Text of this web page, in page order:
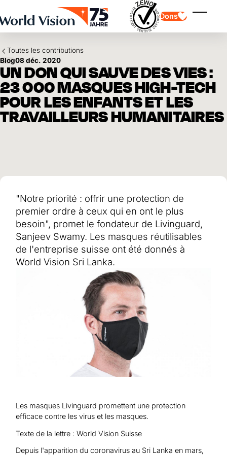
Dons
Parrainage d'enfants
Parrainage d'enfants
Testament et legs
Séisme au Venezuela
Aide à l'Ukraine
Aide au Soudan
Aide à l'Afghanistan
Tous les projets d'aide d'urgence
Utilisation des fonds
Rapport annuel et finances
Amérique latine
Moyen-Orient et Europe
Toutes les contributions
Blog08 déc. 2020
UN DON QUI SAUVE DES VIES :
23 000 MASQUES HIGH-TECH
POUR LES ENFANTS ET LES
TRAVAILLEURS HUMANITAIRES
"Notre priorité : offrir une protection de
premier ordre à ceux qui en ont le plus
besoin", promet le fondateur de Livinguard,
Sanjeev Swamy. Les masques réutilisables
de l'entreprise suisse ont été donnés à
World Vision Sri Lanka.
Les masques Livinguard promettent une protection
efficace contre les virus et les masques.
Texte de la lettre : World Vision Suisse
Depuis l'apparition du coronavirus au Sri Lanka en mars,